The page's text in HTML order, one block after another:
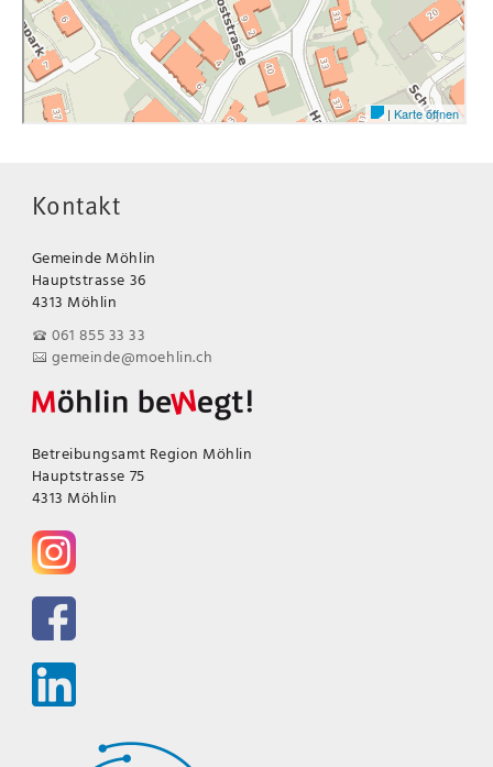
Kontakt
Gemeinde Möhlin
Hauptstrasse 36
4313 Möhlin
061 855 33 33
gemeinde@moehlin.ch
Betreibungsamt Region Möhlin
Hauptstrasse 75
4313 Möhlin